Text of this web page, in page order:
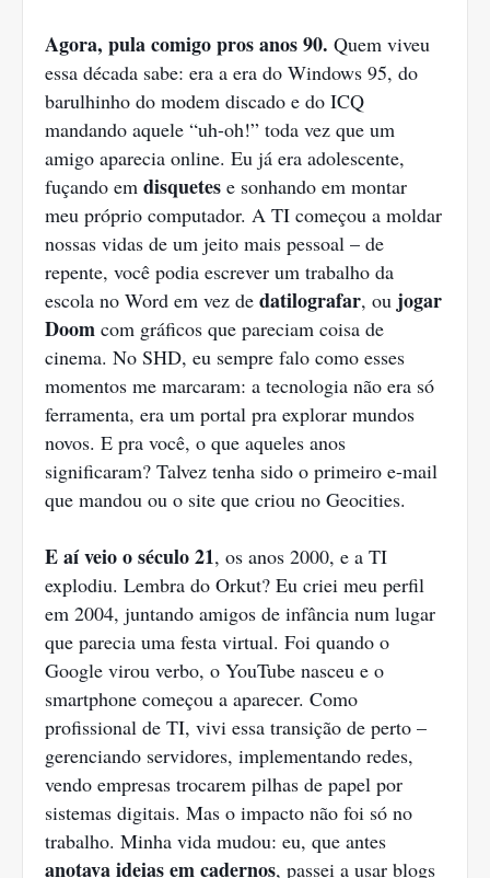
Agora, pula comigo pros anos 90. Quem viveu
essa década sabe: era a era do Windows 95, do
barulhinho do modem discado e do ICQ
mandando aquele “uh-oh!” toda vez que um
amigo aparecia online. Eu já era adolescente,
fuçando em disquetes e sonhando em montar
meu próprio computador. A TI começou a moldar
nossas vidas de um jeito mais pessoal – de
repente, você podia escrever um trabalho da
escola no Word em vez de datilografar, ou jogar
Doom com gráficos que pareciam coisa de
cinema. No SHD, eu sempre falo como esses
momentos me marcaram: a tecnologia não era só
ferramenta, era um portal pra explorar mundos
novos. E pra você, o que aqueles anos
significaram? Talvez tenha sido o primeiro e-mail
que mandou ou o site que criou no Geocities.
E aí veio o século 21, os anos 2000, e a TI
explodiu. Lembra do Orkut? Eu criei meu perfil
em 2004, juntando amigos de infância num lugar
que parecia uma festa virtual. Foi quando o
Google virou verbo, o YouTube nasceu e o
smartphone começou a aparecer. Como
profissional de TI, vivi essa transição de perto –
gerenciando servidores, implementando redes,
vendo empresas trocarem pilhas de papel por
sistemas digitais. Mas o impacto não foi só no
trabalho. Minha vida mudou: eu, que antes
anotava ideias em cadernos, passei a usar blogs